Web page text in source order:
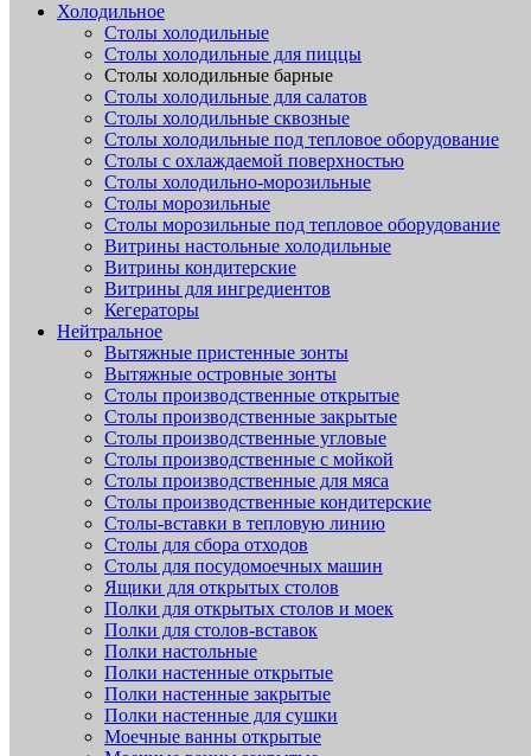
Холодильное
Столы холодильные
Столы холодильные для пиццы
Столы холодильные барные
Столы холодильные для салатов
Столы холодильные сквозные
Столы холодильные под тепловое оборудование
Столы с охлаждаемой поверхностью
Столы холодильно-морозильные
Столы морозильные
Столы морозильные под тепловое оборудование
Витрины настольные холодильные
Витрины кондитерские
Витрины для ингредиентов
Кегераторы
Нейтральное
Вытяжные пристенные зонты
Вытяжные островные зонты
Столы производственные открытые
Столы производственные закрытые
Столы производственные угловые
Столы производственные с мойкой
Столы производственные для мяса
Столы производственные кондитерские
Столы-вставки в тепловую линию
Столы для сбора отходов
Столы для посудомоечных машин
Ящики для открытых столов
Полки для открытых столов и моек
Полки для столов-вставок
Полки настольные
Полки настенные открытые
Полки настенные закрытые
Полки настенные для сушки
Моечные ванны открытые